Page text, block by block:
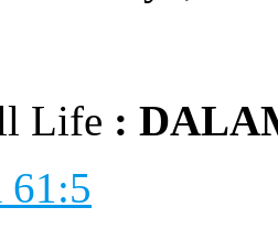
Life :
61:5